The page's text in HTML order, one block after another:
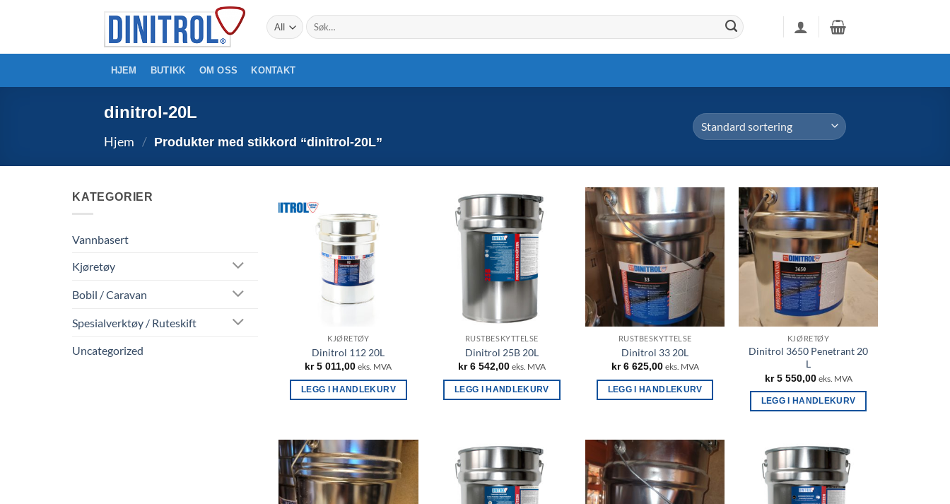
Søk
etter:
HJEM BUTIKK OM OSS KONTAKT
dinitrol-20L
Hjem / Produkter med stikkord “dinitrol-20L”
KATEGORIER
Vannbasert
Kjøretøy
Bobil / Caravan
Spesialverktøy / Ruteskift
Uncategorized
KJØRETØY
Dinitrol 112 20L
kr5 011,00 eks. MVA
LEGG I HANDLEKURV
RUSTBESKYTTELSE
Dinitrol 25B 20L
kr6 542,00 eks. MVA
LEGG I HANDLEKURV
RUSTBESKYTTELSE
Dinitrol 33 20L
kr6 625,00 eks. MVA
LEGG I HANDLEKURV
KJØRETØY
Dinitrol 3650 Penetrant 20
L
kr5 550,00 eks. MVA
LEGG I HANDLEKURV